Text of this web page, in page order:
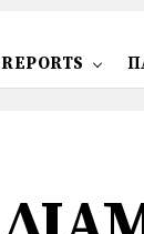
REPORTS